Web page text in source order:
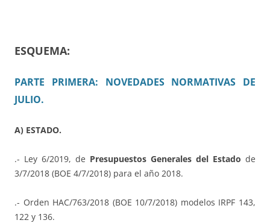
ESQUEMA:
PARTE PRIMERA: NOVEDADES NORMATIVAS DE
JULIO.
A) ESTADO.
.- Ley 6/2019, de Presupuestos Generales del Estado de
3/7/2018 (BOE 4/7/2018) para el año 2018.
.- Orden HAC/763/2018 (BOE 10/7/2018) modelos IRPF 143,
122 y 136.